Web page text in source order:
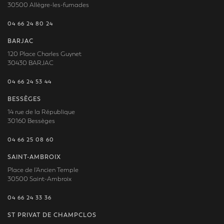
30500 Allègre-les-fumades
04 66 24 80 24
BARJAC
120 Place Charles Guynet
30430 BARJAC
04 66 24 53 44
BESSÈGES
14 rue de la République
30160 Bessèges
04 66 25 08 60
SAINT-AMBROIX
Place de l'Ancien Temple
30500 Saint-Ambroix
04 66 24 33 36
ST PRIVAT DE CHAMPCLOS